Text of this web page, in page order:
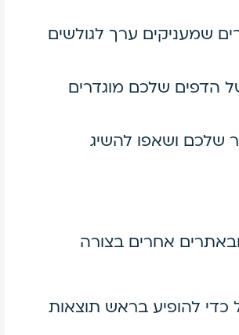
שמעניקים ערך לגולשים
הדפים שלכם מוגדרים
שלכם ושאפו להשיג
אחרים בצורה
כדי להופיע בראש תוצאות